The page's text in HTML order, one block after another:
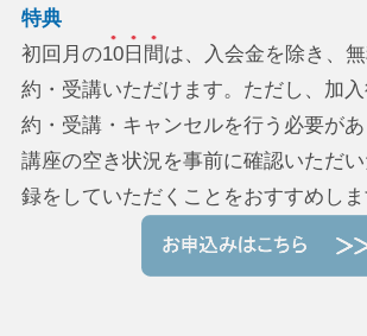
特典
初回月の10日間は、入会金を除き、
約・受講いただけます。ただし、加
約・受講・キャンセルを行う必要があ
講座の空き状況を事前に確認いただ
録をしていただくことをおすすめしま